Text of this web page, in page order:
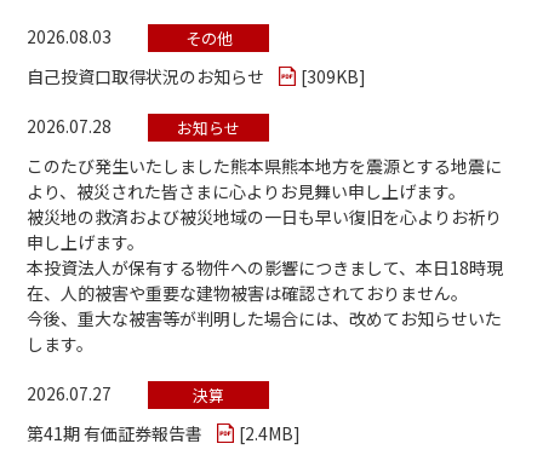
2026.08.03 その他
自己投資口取得状況のお知らせ [309KB]
2026.07.28 お知らせ
このたび発生いたしました熊本県熊本地方を震源とする地震に
より、被災された皆さまに心よりお見舞い申し上げます。
被災地の救済および被災地域の一日も早い復旧を心よりお祈り
申し上げます。
本投資法人が保有する物件への影響につきまして、本日18時現
在、人的被害や重要な建物被害は確認されておりません。
今後、重大な被害等が判明した場合には、改めてお知らせいた
します。
2026.07.27 決算
第41期 有価証券報告書 [2.4MB]